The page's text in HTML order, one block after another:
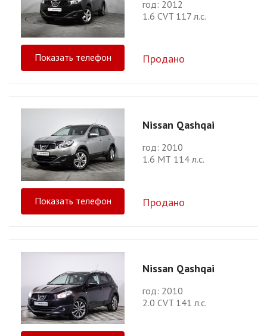
год: 2012
1.6 CVT 117 л.с.
Показать телефон Продано
Nissan Qashqai
год: 2010
1.6 МТ 114 л.с.
Показать телефон Продано
Nissan Qashqai
год: 2010
2.0 CVT 141 л.с.